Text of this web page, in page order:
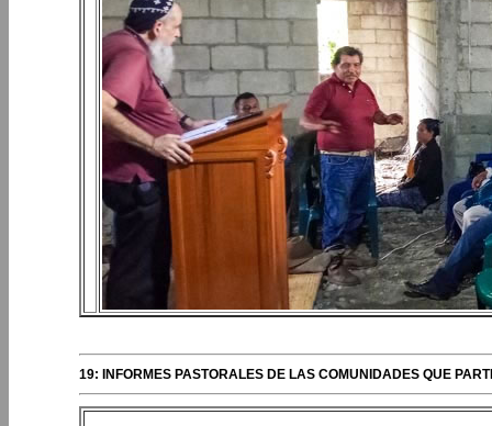
19: INFORMES PASTORALES DE LAS COMUNIDADES QUE